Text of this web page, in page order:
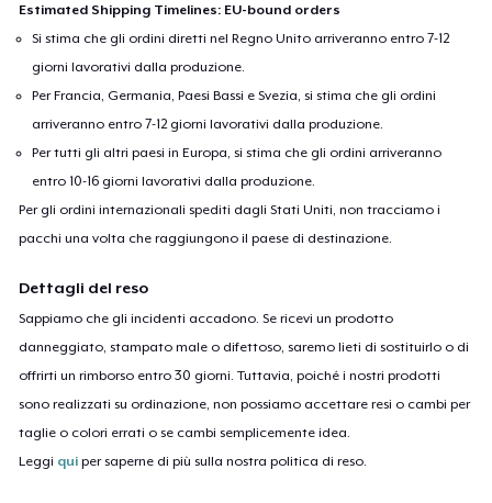
Estimated Shipping Timelines: EU-bound orders
Si stima che gli ordini diretti nel Regno Unito arriveranno entro 7-12
giorni lavorativi dalla produzione.
Per Francia, Germania, Paesi Bassi e Svezia, si stima che gli ordini
arriveranno entro 7-12 giorni lavorativi dalla produzione.
Per tutti gli altri paesi in Europa, si stima che gli ordini arriveranno
entro 10-16 giorni lavorativi dalla produzione.
Per gli ordini internazionali spediti dagli Stati Uniti, non tracciamo i
pacchi una volta che raggiungono il paese di destinazione.
Dettagli del reso
Sappiamo che gli incidenti accadono. Se ricevi un prodotto
danneggiato, stampato male o difettoso, saremo lieti di sostituirlo o di
offrirti un rimborso entro 30 giorni. Tuttavia, poiché i nostri prodotti
sono realizzati su ordinazione, non possiamo accettare resi o cambi per
taglie o colori errati o se cambi semplicemente idea.
Leggi qui per saperne di più sulla nostra politica di reso.